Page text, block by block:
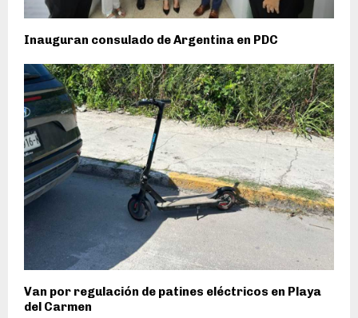
Inauguran consulado de Argentina en PDC
Van por regulación de patines eléctricos en Playa
del Carmen